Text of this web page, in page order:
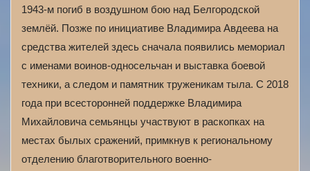
1943-м погиб в воздушном бою над Белгородской
землёй. Позже по инициативе Владимира Авдеева на
средства жителей здесь сначала появились мемориал
с именами воинов-односельчан и выставка боевой
техники, а следом и памятник труженикам тыла. С 2018
года при всесторонней поддержке Владимира
Михайловича семьянцы участвуют в раскопках на
местах былых сражений, примкнув к региональному
отделению благотворительного военно-